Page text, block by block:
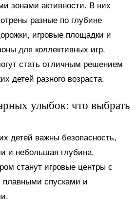
зонами активности. В них
разные по глубине
игровые площадки и
для коллективных игр.
стать отличным решением
детей разного возраста.
улыбок: что выбрать
детей важны безопасность,
и небольшая глубина.
станут игровые центры с
плавными спусками и